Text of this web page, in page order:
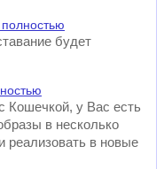
будет
Кошечкой, у Вас есть
в несколько
реализовать в новые